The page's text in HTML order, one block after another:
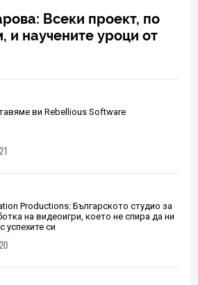
Всеки проект, по
и научените уроци от
като екип
ви Rebellious Software
Productions: Българското студио за
на видеоигри, което не спира да ни
успехите си